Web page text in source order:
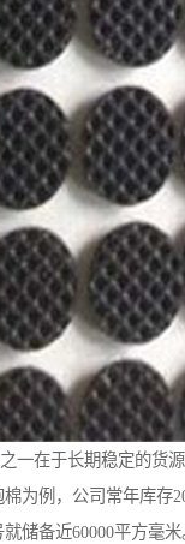
一在于长期稳定的货
棉为例，公司常年库存
就储备近60000平方毫